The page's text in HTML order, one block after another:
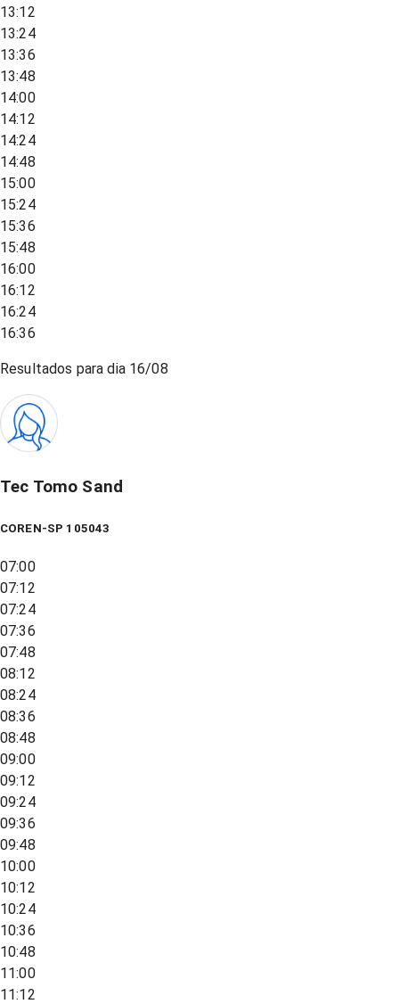
13:12
13:24
13:36
13:48
14:00
14:12
14:24
14:48
15:00
15:24
15:36
15:48
16:00
16:12
16:24
16:36
Resultados para dia 16/08
Tec Tomo Sand
COREN-SP 105043
07:00
07:12
07:24
07:36
07:48
08:12
08:24
08:36
08:48
09:00
09:12
09:24
09:36
09:48
10:00
10:12
10:24
10:36
10:48
11:00
11:12